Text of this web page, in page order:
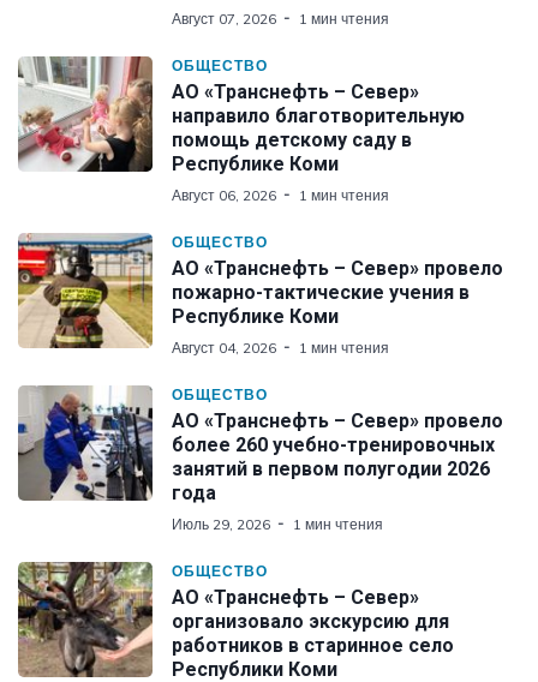
Август 07, 2026 1 мин чтения
ОБЩЕСТВО
АО «Транснефть – Север»
направило благотворительную
помощь детскому саду в
Республике Коми
Август 06, 2026 1 мин чтения
ОБЩЕСТВО
АО «Транснефть – Север» провело
пожарно-тактические учения в
Республике Коми
Август 04, 2026 1 мин чтения
ОБЩЕСТВО
АО «Транснефть – Север» провело
более 260 учебно-тренировочных
занятий в первом полугодии 2026
года
Июль 29, 2026 1 мин чтения
ОБЩЕСТВО
АО «Транснефть – Север»
организовало экскурсию для
работников в старинное село
Республики Коми